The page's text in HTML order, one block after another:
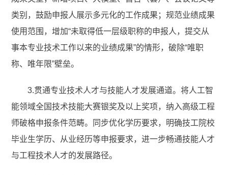
类别，鼓励申报人展示多元化的工作成果；规范业绩成果
使用范围，增加“未取得低一层级职称的申报人，提交从
事本专业技术工作以来的业绩成果”的情形，破除“唯职
称、唯年限”壁垒。
3.贯通专业技术人才与技能人才发展通道。将人工智
能领域全国技术技能大赛银奖及以上奖项，纳入高级工程
师破格申报条件范畴。同步优化学历要求，明确技工院校
毕业生学历、从业经历等申报要求，进一步畅通技能人才
与工程技术人才的发展路径。